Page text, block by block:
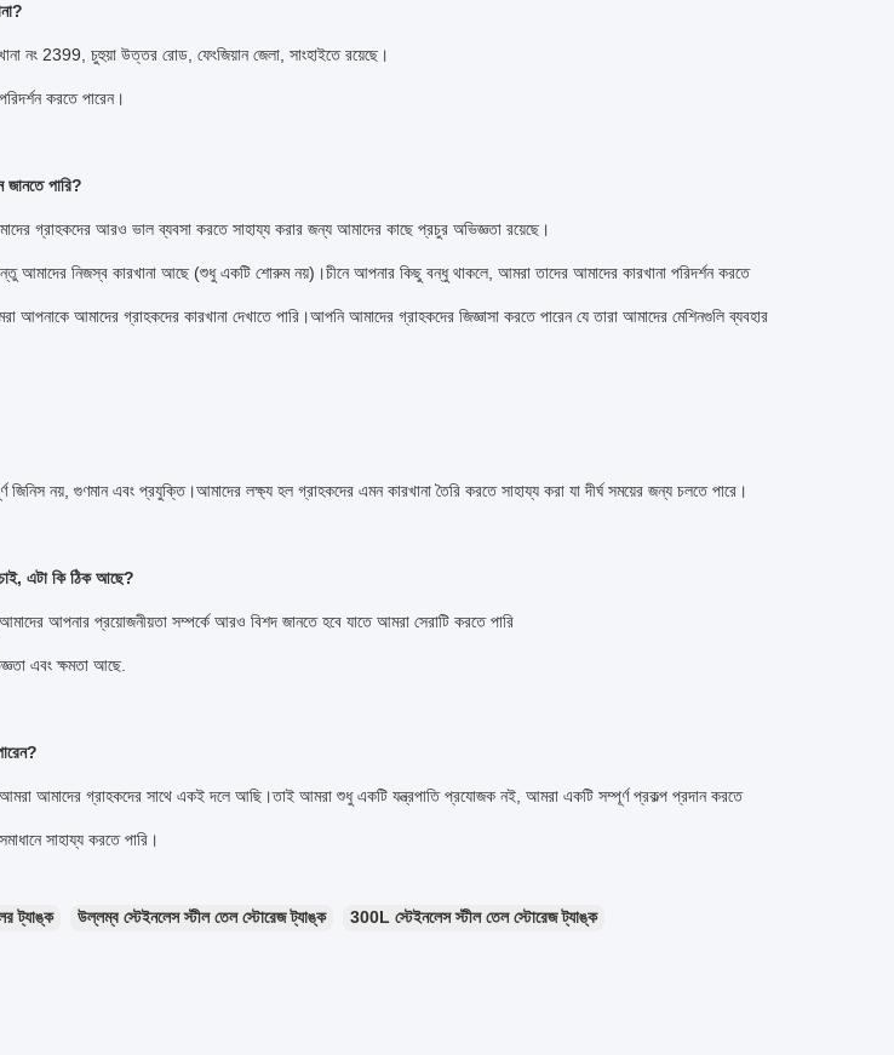
নং 2399, চুহুয়া উত্তর রোড, ফেংজিয়ান জেলা, সাংহাইতে রয়েছে।
করতে পারেন।
পারি?
গ্রাহকদের আরও ভাল ব্যবসা করতে সাহায্য করার জন্য আমাদের কাছে প্রচুর অভিজ্ঞতা রয়েছে।
আমাদের নিজস্ব কারখানা আছে (শুধু একটি শোরুম নয়)।চীনে আপনার কিছু বন্ধু থাকলে, আমরা তাদের আমাদের কারখানা পরিদর্শন করতে
আমাদের গ্রাহকদের কারখানা দেখাতে পারি।আপনি আমাদের গ্রাহকদের জিজ্ঞাসা করতে পারেন যে তারা আমাদের মেশিনগুলি ব্যবহার
নয়, গুণমান এবং প্রযুক্তি।আমাদের লক্ষ্য হল গ্রাহকদের এমন কারখানা তৈরি করতে সাহায্য করা যা দীর্ঘ সময়ের জন্য চলতে পারে।
এটা কি ঠিক আছে?
আপনার প্রয়োজনীয়তা সম্পর্কে আরও বিশদ জানতে হবে যাতে আমরা সেরাটি করতে পারি
এবং ক্ষমতা আছে.
আমাদের গ্রাহকদের সাথে একই দলে আছি।তাই আমরা শুধু একটি যন্ত্রপাতি প্রযোজক নই, আমরা একটি সম্পূর্ণ প্রকল্প প্রদান করতে
সাহায্য করতে পারি।
ট্যাঙ্ক উল্লম্ব স্টেইনলেস স্টীল তেল স্টোরেজ ট্যাঙ্ক 300L স্টেইনলেস স্টীল তেল স্টোরেজ ট্যাঙ্ক